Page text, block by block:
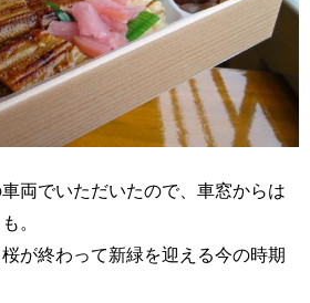
両でいただいたので、車窓からは
。
が終わって新緑を迎える今の時期